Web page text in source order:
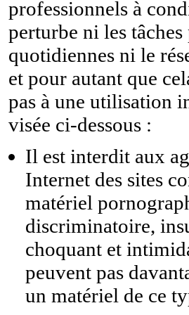
professionnels à
perturbe ni les
quotidiennes ni le
et pour autant que
pas à une utilisation
visée ci-dessous :
Il est interdit aux
Internet des sites
matériel
discriminatoire,
choquant et
peuvent pas
un matériel de ce